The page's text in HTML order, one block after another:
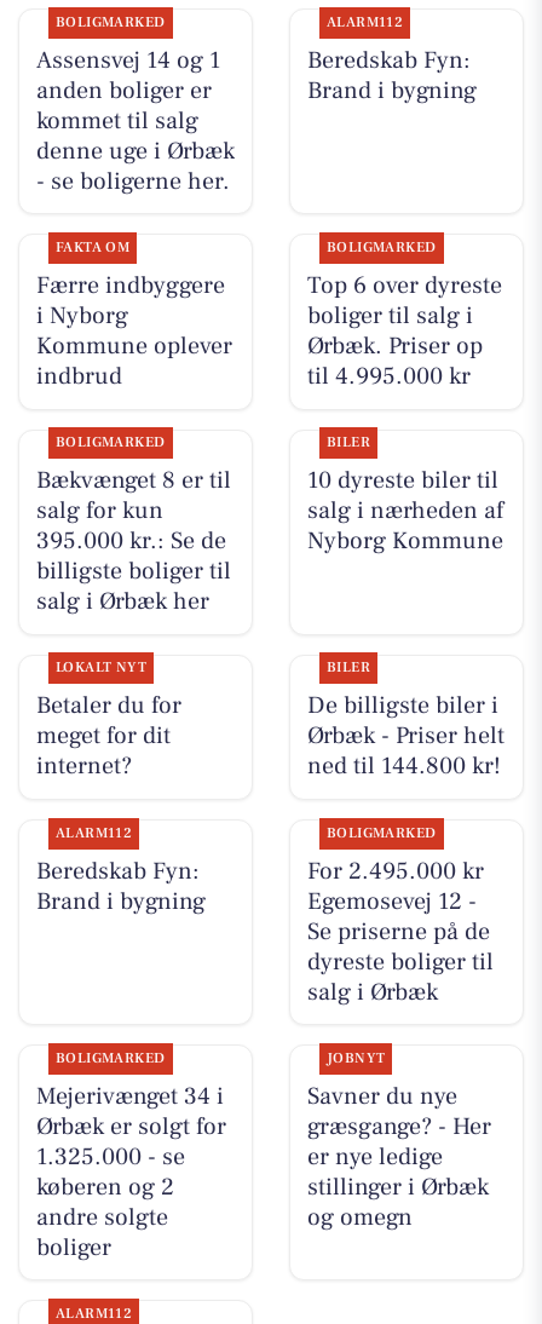
BOLIGMARKED
Assensvej 14 og 1
anden boliger er
kommet til salg
denne uge i Ørbæk
- se boligerne her.
ALARM112
Beredskab Fyn:
Brand i bygning
FAKTA OM
Færre indbyggere
i Nyborg
Kommune oplever
indbrud
BOLIGMARKED
Top 6 over dyreste
boliger til salg i
Ørbæk. Priser op
til 4.995.000 kr
BOLIGMARKED
Bækvænget 8 er til
salg for kun
395.000 kr.: Se de
billigste boliger til
salg i Ørbæk her
BILER
10 dyreste biler til
salg i nærheden af
Nyborg Kommune
LOKALT NYT
Betaler du for
meget for dit
internet?
BILER
De billigste biler i
Ørbæk - Priser helt
ned til 144.800 kr!
ALARM112
Beredskab Fyn:
Brand i bygning
BOLIGMARKED
For 2.495.000 kr
Egemosevej 12 -
Se priserne på de
dyreste boliger til
salg i Ørbæk
BOLIGMARKED
Mejerivænget 34 i
Ørbæk er solgt for
1.325.000 - se
køberen og 2
andre solgte
boliger
JOBNYT
Savner du nye
græsgange? - Her
er nye ledige
stillinger i Ørbæk
og omegn
ALARM112